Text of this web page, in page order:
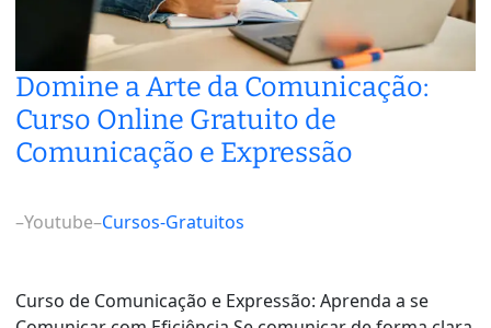
Domine a Arte da Comunicação:
Curso Online Gratuito de
Comunicação e Expressão
–Youtube–Cursos-Gratuitos
Curso de Comunicação e Expressão: Aprenda a se